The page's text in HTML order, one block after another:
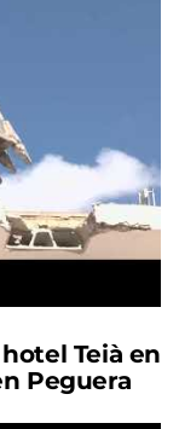
Teià en
Peguera